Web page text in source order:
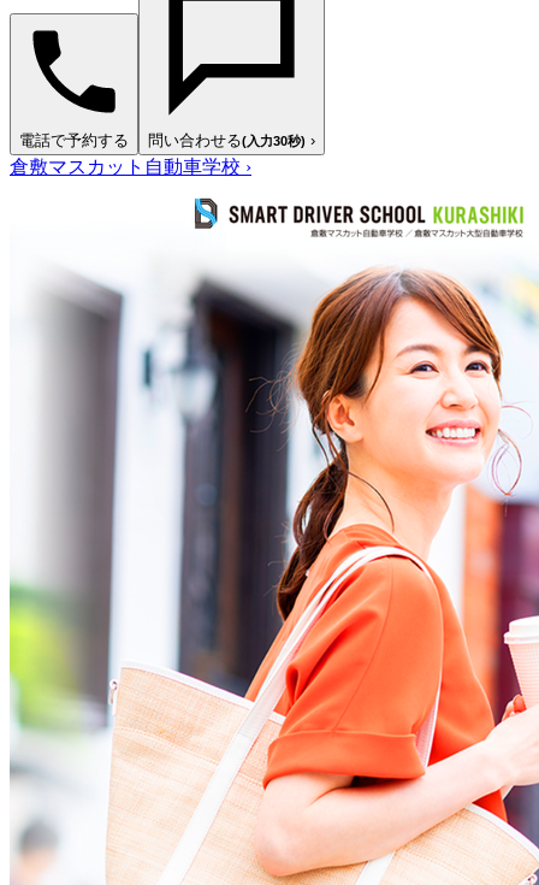
電話で予約する 問い合わせる(入力30秒) ›
倉敷マスカット自動車学校 ›